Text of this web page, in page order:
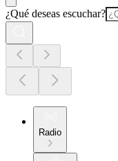
¿Qué deseas escuchar?
Radio